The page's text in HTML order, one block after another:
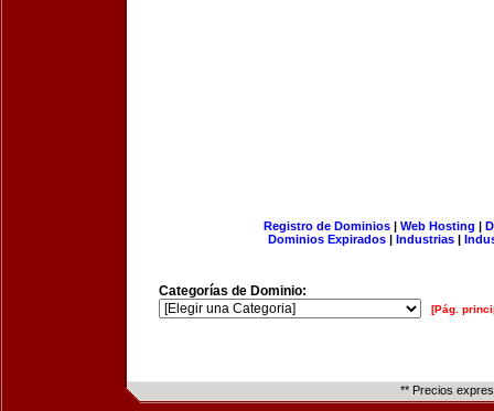
Registro de Dominios| Web Hosting |
Dominios Expirados | Industrias |
Categorías de Dominio:
[Pág.
** Precios